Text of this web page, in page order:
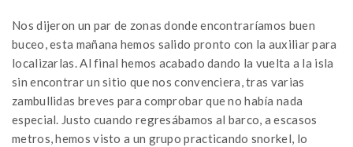
Nos dijeron un par de zonas donde encontraríamos buen
buceo, esta mañana hemos salido pronto con la auxiliar para
localizarlas. Al final hemos acabado dando la vuelta a la isla
sin encontrar un sitio que nos convenciera, tras varias
zambullidas breves para comprobar que no había nada
especial. Justo cuando regresábamos al barco, a escasos
metros, hemos visto a un grupo practicando snorkel, lo